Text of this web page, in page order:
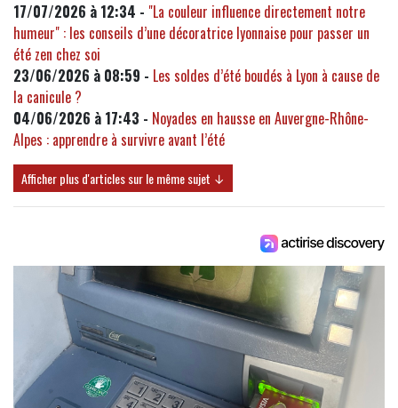
17/07/2026 à 12:34 - "La couleur influence directement notre
humeur" : les conseils d’une décoratrice lyonnaise pour passer un
été zen chez soi
23/06/2026 à 08:59 - Les soldes d’été boudés à Lyon à cause de
la canicule ?
04/06/2026 à 17:43 - Noyades en hausse en Auvergne-Rhône-
Alpes : apprendre à survivre avant l’été
Afficher plus d'articles sur le même sujet ↓